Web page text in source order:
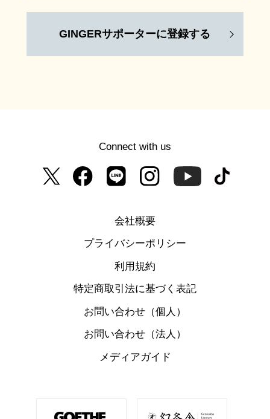
GINGERサポーターに登録する
Connect with us
会社概要
プライバシーポリシー
利用規約
特定商取引法に基づく表記
お問い合わせ（個人）
お問い合わせ（法人）
メディアガイド